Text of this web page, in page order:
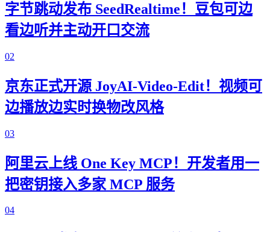
字节跳动发布 SeedRealtime！豆包可边
看边听并主动开口交流
02
京东正式开源 JoyAI-Video-Edit！视频可
边播放边实时换物改风格
03
阿里云上线 One Key MCP！开发者用一
把密钥接入多家 MCP 服务
04